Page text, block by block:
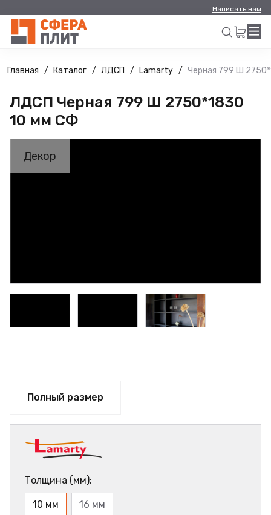
Написать нам
Искать
Главная Каталог ЛДСП Lamarty Черная 799 Ш
ЛДСП Черная 799 Ш 2750*1830
10 мм СФ
Декор
Полный размер
Толщина (мм):
10 мм 16 мм